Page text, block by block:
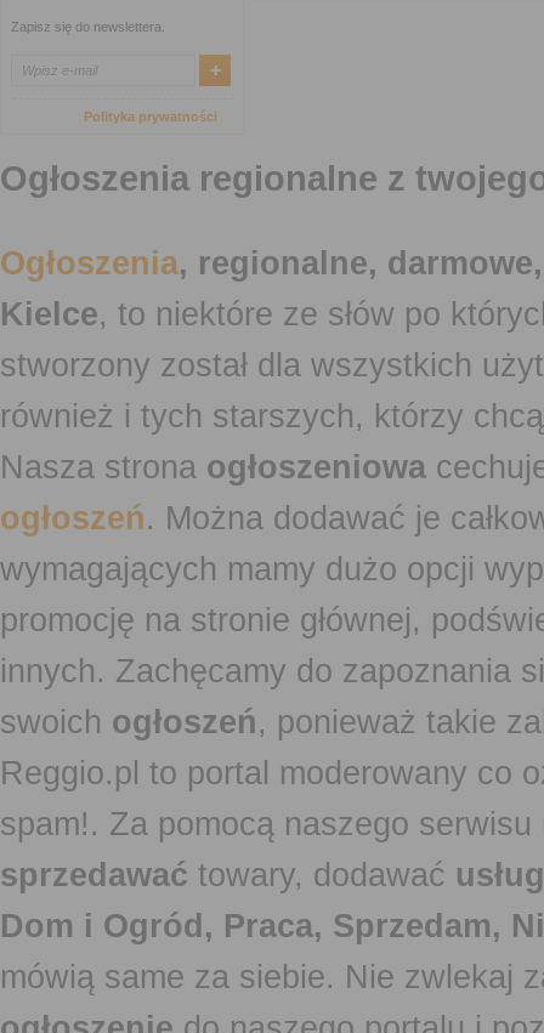
Zapisz się do newslettera.
Polityka prywatności
Ogłoszenia regionalne z
Ogłoszenia, regionalne,
Kielce, to niektóre ze słów po
stworzony został dla wszystkich
również i tych starszych, którzy
Nasza strona ogłoszeniowa
ogłoszeń. Można dodawać je
wymagających mamy dużo opcji
promocję na stronie głównej,
innych. Zachęcamy do zapoznania
swoich ogłoszeń, ponieważ takie
Reggio.pl to portal moderowany co
spam!. Za pomocą naszego
sprzedawać towary, dodawać
Dom i Ogród, Praca, Sprzedam,
mówią same za siebie. Nie zwlekaj